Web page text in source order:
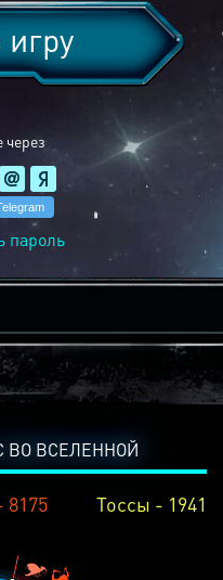
через
пароль
ВО ВСЕЛЕННОЙ
8175 Тоссы - 1941